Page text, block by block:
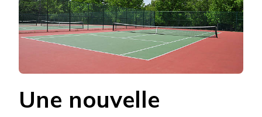
T-
ELLE
Une nouvelle